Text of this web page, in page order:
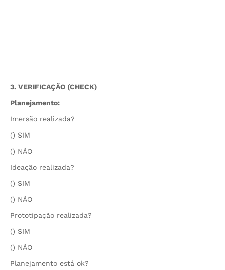
3. VERIFICAÇÃO (CHECK)
Planejamento:
Imersão realizada?
() SIM
() NÃO
Ideação realizada?
() SIM
() NÃO
Prototipação realizada?
() SIM
() NÃO
Planejamento está ok?